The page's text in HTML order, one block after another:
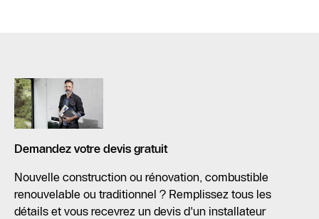
Demandez votre devis gratuit
Nouvelle construction ou rénovation, combustible
renouvelable ou traditionnel ? Remplissez tous les
détails et vous recevrez un devis d'un installateur